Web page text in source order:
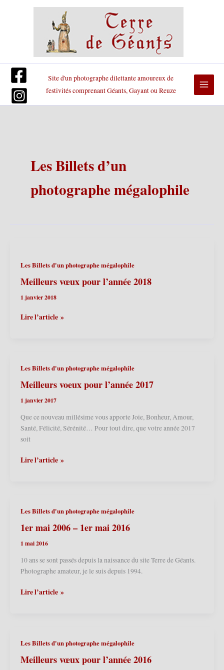
Site d'un photographe dilettante amoureux de
festivités comprenant Géants, Gayant ou Reuze
Les Billets d’un
photographe mégalophile
Les Billets d'un photographe mégalophile
Meilleurs vœux pour l’année 2018
1 janvier 2018
Meilleurs
Lire l’article »
Les Billets d'un photographe mégalophile
Meilleurs voeux pour l’année 2017
1 janvier 2017
Que ce nouveau millésime vous apporte Joie, Bonheur, Amour,
Santé, Félicité, Sérénité… Pour tout dire, que votre année 2017
soit
Meilleurs
Lire l’article »
Les Billets d'un photographe mégalophile
1er mai 2006 – 1er mai 2016
1 mai 2016
10 ans se sont passés depuis la naissance du site Terre de Géants.
Photographe amateur, je le suis depuis 1994.
1er
mai
2016
Lire l’article »
Les Billets d'un photographe mégalophile
Meilleurs vœux pour l’année 2016